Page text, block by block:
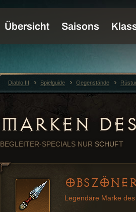
MARKEN
BEGLEITER-SPECIALS NUR SCHUFT
Legendäre Marke
Diablo III Spielguide Gegenstände